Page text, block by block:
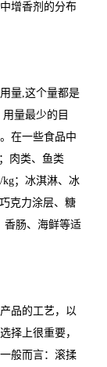
增香剂的分布
量,这个量都是
量最少的目
在一些食品中
肉类、鱼类
kg；冰淇淋、冰
克力涂层、糖
香肠、海鲜等适
品的工艺，以
择上很重要，
般而言：滚揉